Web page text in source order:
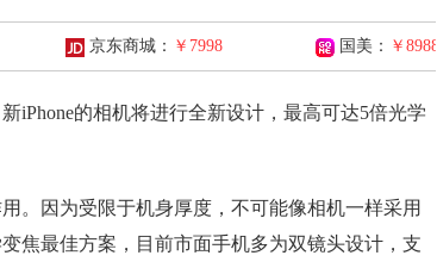
京东商城： ￥7998 国美： ￥8988
的相机将进行全新设计，最高可达5倍光学
因为受限于机身厚度，不可能像相机一样采用
焦最佳方案，目前市面手机多为双镜头设计，支